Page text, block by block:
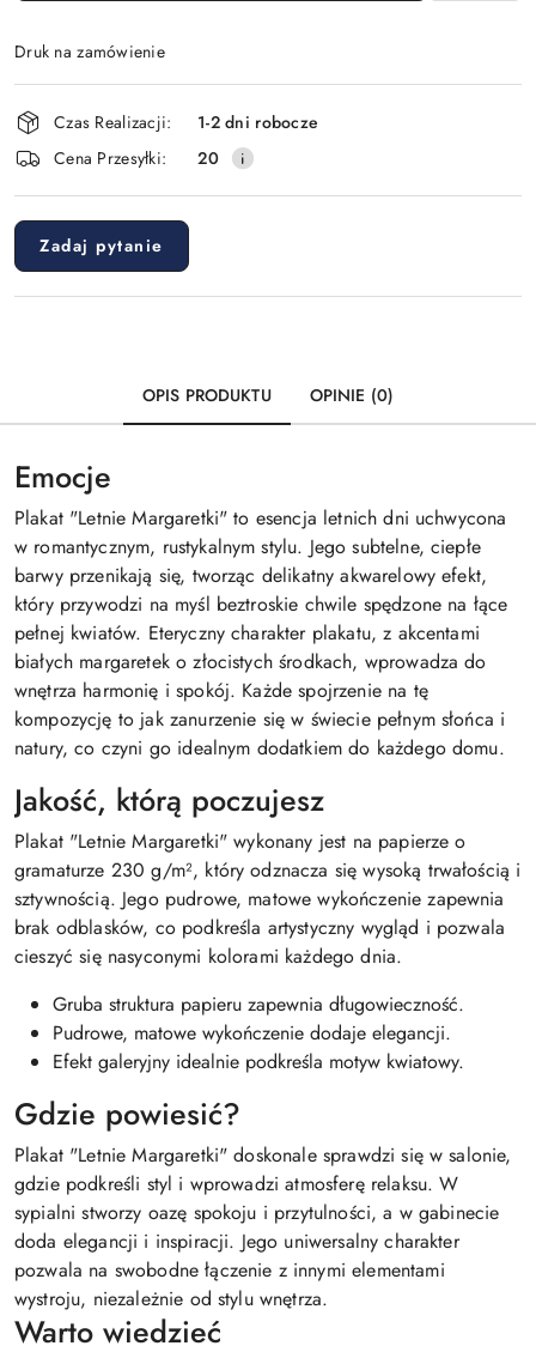
Druk na zamówienie
Dostępność
i
dostawa
Czas Realizacji:
1-2 dni robocze
Cena Przesyłki:
20
Zadaj pytanie
OPIS PRODUKTU OPINIE (0)
Emocje
Plakat "Letnie Margaretki" to esencja letnich dni uchwycona
w romantycznym, rustykalnym stylu. Jego subtelne, ciepłe
barwy przenikają się, tworząc delikatny akwarelowy efekt,
który przywodzi na myśl beztroskie chwile spędzone na łące
pełnej kwiatów. Eteryczny charakter plakatu, z akcentami
białych margaretek o złocistych środkach, wprowadza do
wnętrza harmonię i spokój. Każde spojrzenie na tę
kompozycję to jak zanurzenie się w świecie pełnym słońca i
natury, co czyni go idealnym dodatkiem do każdego domu.
Jakość, którą poczujesz
Plakat "Letnie Margaretki" wykonany jest na papierze o
gramaturze 230 g/m², który odznacza się wysoką trwałością i
sztywnością. Jego pudrowe, matowe wykończenie zapewnia
brak odblasków, co podkreśla artystyczny wygląd i pozwala
cieszyć się nasyconymi kolorami każdego dnia.
Gruba struktura papieru zapewnia długowieczność.
Pudrowe, matowe wykończenie dodaje elegancji.
Efekt galeryjny idealnie podkreśla motyw kwiatowy.
Gdzie powiesić?
Plakat "Letnie Margaretki" doskonale sprawdzi się w salonie,
gdzie podkreśli styl i wprowadzi atmosferę relaksu. W
sypialni stworzy oazę spokoju i przytulności, a w gabinecie
doda elegancji i inspiracji. Jego uniwersalny charakter
pozwala na swobodne łączenie z innymi elementami
wystroju, niezależnie od stylu wnętrza.
Warto wiedzieć